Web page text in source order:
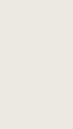
ノ
／／
ｉ /
!ﾞ （･ )
| （
＼ ｀ー
/
ヽ＿人
|
|